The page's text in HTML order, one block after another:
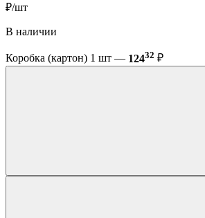
₽/шт
В наличии
Коробка (картон) 1 шт — 12432 ₽